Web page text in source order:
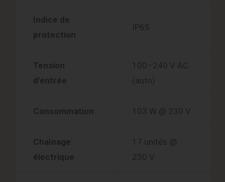
Indice de
protection
IP65
Tension
d’entrée
100–240 V AC
(auto)
Consommation 103 W @ 230 V
Chaînage
électrique
17 unités @
230 V